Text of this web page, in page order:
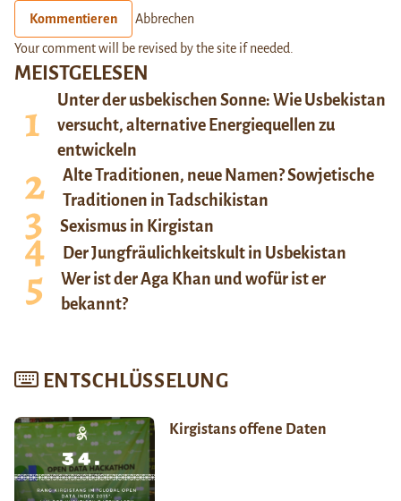
MEISTGELESEN
Unter der usbekischen Sonne: Wie Usbekistan
versucht, alternative Energiequellen zu
entwickeln
Alte Traditionen, neue Namen? Sowjetische
Traditionen in Tadschikistan
Sexismus in Kirgistan
Der Jungfräulichkeitskult in Usbekistan
Wer ist der Aga Khan und wofür ist er
bekannt?
ENTSCHLÜSSELUNG
Kirgistans offene Daten
Kommentieren Abbrechen
Your comment will be revised by the site if needed.